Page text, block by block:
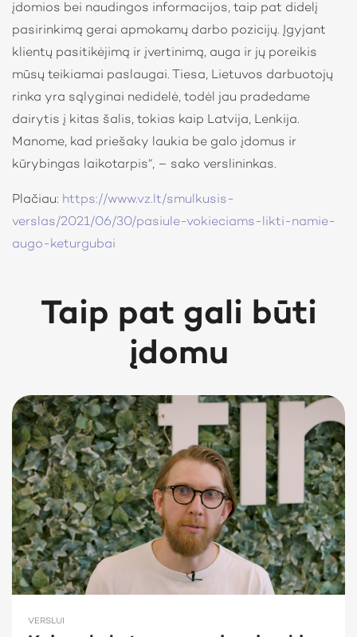
įdomios bei naudingos informacijos, taip pat didelį
pasirinkimą gerai apmokamų darbo pozicijų. Įgyjant
klientų pasitikėjimą ir įvertinimą, auga ir jų poreikis
mūsų teikiamai paslaugai. Tiesa, Lietuvos darbuotojų
rinka yra sąlyginai nedidelė, todėl jau pradedame
dairytis į kitas šalis, tokias kaip Latvija, Lenkija.
Manome, kad priešaky laukia be galo įdomus ir
kūrybingas laikotarpis“, – sako verslininkas.
Plačiau: https://www.vz.lt/smulkusis-
verslas/2021/06/30/pasiule-vokieciams-likti-namie-
augo-keturgubai
Taip pat gali būti
įdomu
VERSLUI